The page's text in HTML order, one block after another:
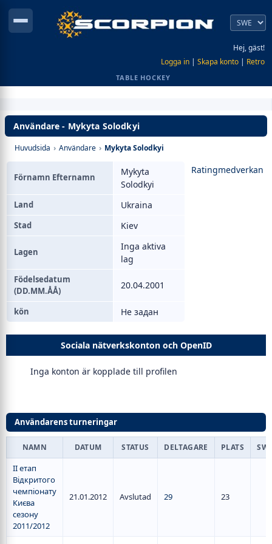
Hej, gäst!
Logga in | Skapa konto | Retro
TABLE HOCKEY
Användare - Mykyta Solodkyi
Huvudsida › Användare › Mykyta Solodkyi
Ratingmedverkan
Förnamn Efternamn
Mykyta
Solodkyi
Land Ukraina
Stad Kiev
Lagen
Inga aktiva
lag
Födelsedatum
(DD.MM.ÅÅ)
20.04.2001
kön Не задан
Sociala nätverkskonton och OpenID
Inga konton är kopplade till profilen
Användarens turneringar
NAMN DATUM STATUS DELTAGARE PLATS
II етап
Відкритого
чемпіонату
Києва
сезону
2011/2012
21.01.2012 Avslutad 29 23